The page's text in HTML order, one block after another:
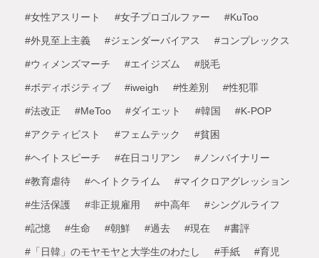
#女性アスリート #女子プロゴルファー #KuToo
#外見至上主義 #ジェンダーバイアス #コンプレックス
#ウィメンズマーチ #エイジズム #脱毛
#ボディポジティブ #iweigh #性差別 #性犯罪
#法改正 #MeToo #ダイエット #韓国 #K-POP
#アクティビスト #フェムテック #貧困
#ヘイトスピーチ #在日コリアン #ノンバイナリー
#教育虐待 #ヘイトクライム #マイクロアグレッション
#生活保護 #非正規雇用 #中高年 #シングルライフ
#記憶 #生命 #朝鮮 #過去 #現在 #書評
#「日韓」のモヤモヤと大学生のわたし #手紙 #育児